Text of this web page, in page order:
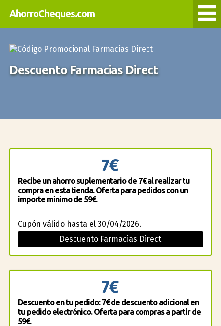
AhorroCheques.com
Descuento Farmacias Direct
7€
Recibe un ahorro suplementario de 7€ al realizar tu
compra en esta tienda. Oferta para pedidos con un
importe mínimo de 59€.
Cupón válido hasta el 30/04/2026.
Descuento Farmacias Direct
7€
Descuento en tu pedido: 7€ de descuento adicional en
tu pedido electrónico. Oferta para compras a partir de
59€.